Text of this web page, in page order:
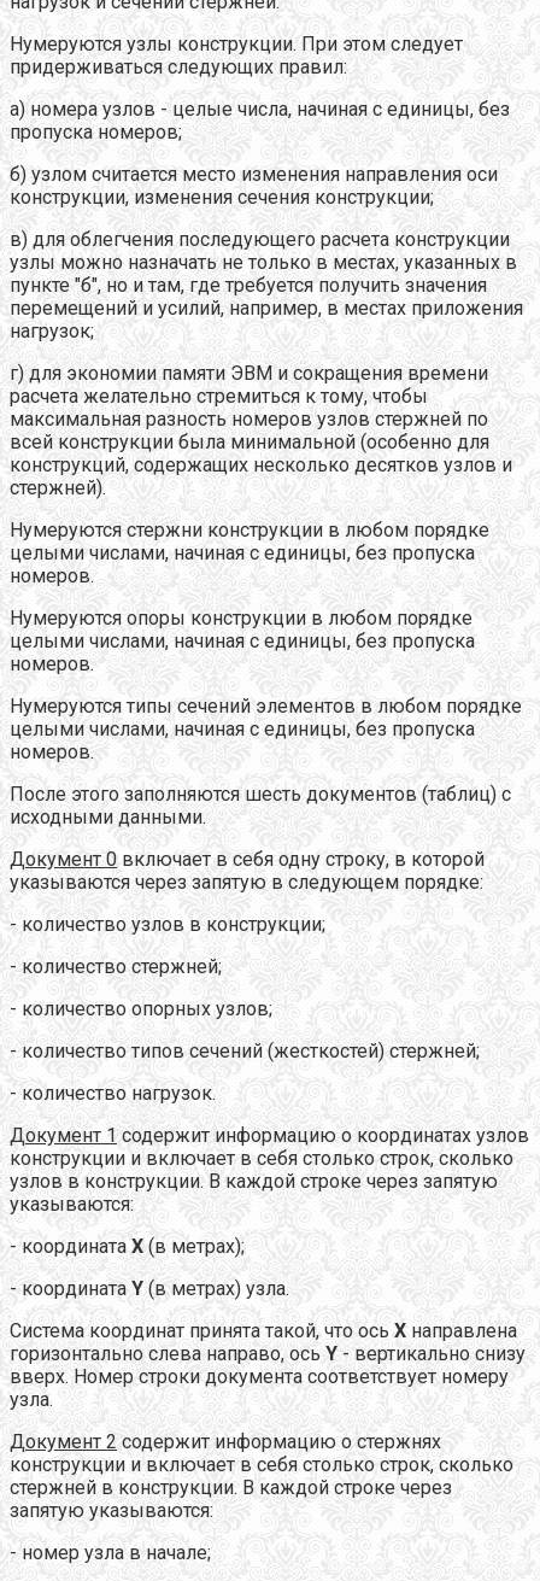
Нумеруются узлы конструкции. При этом следует
придерживаться следующих правил:
а) номера узлов - целые числа, начиная с единицы, без
пропуска номеров;
б) узлом считается место изменения направления оси
конструкции, изменения сечения конструкции;
в) для облегчения последующего расчета конструкции
узлы можно назначать не только в местах, указанных в
пункте "б", но и там, где требуется получить значения
перемещений и усилий, например, в местах приложения
нагрузок;
г) для экономии памяти ЭВМ и сокращения времени
расчета желательно стремиться к тому, чтобы
максимальная разность номеров узлов стержней по
всей конструкции была минимальной (особенно для
конструкций, содержащих несколько десятков узлов и
стержней).
Нумеруются стержни конструкции в любом порядке
целыми числами, начиная с единицы, без пропуска
номеров.
Нумеруются опоры конструкции в любом порядке
целыми числами, начиная с единицы, без пропуска
номеров.
Нумеруются типы сечений элементов в любом порядке
целыми числами, начиная с единицы, без пропуска
номеров.
После этого заполняются шесть документов (таблиц) с
исходными данными.
Документ 0 включает в себя одну строку, в которой
указываются через запятую в следующем порядке:
- количество узлов в конструкции;
- количество стержней;
- количество опорных узлов;
- количество типов сечений (жесткостей) стержней;
- количество нагрузок.
Документ 1 содержит информацию о координатах узлов
конструкции и включает в себя столько строк, сколько
узлов в конструкции. В каждой строке через запятую
указываются:
- координата X (в метрах);
- координата Y (в метрах) узла.
Система координат принята такой, что ось X направлена
горизонтально слева направо, ось Y - вертикально снизу
вверх. Номер строки документа соответствует номеру
узла.
Документ 2 содержит информацию о стержнях
конструкции и включает в себя столько строк, сколько
стержней в конструкции. В каждой строке через
запятую указываются:
- номер узла в начале;